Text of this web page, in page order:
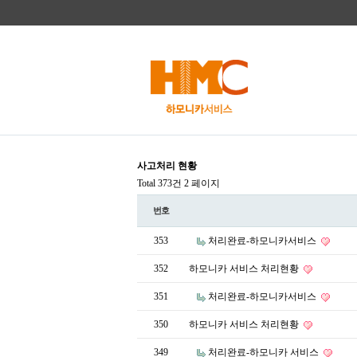
사고처리 현황
Total 373건 2 페이지
번호
353 처리완료-하모니카서비스
352 하모니카 서비스 처리현황
351 처리완료-하모니카서비스
350 하모니카 서비스 처리현황
349 처리완료-하모니카 서비스